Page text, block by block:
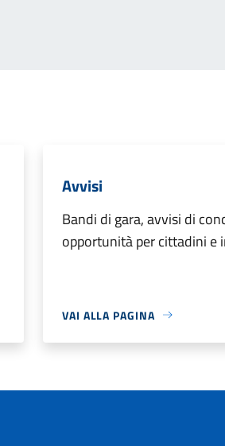
Avvisi
Bandi di gara, avvisi di
opportunità per cittadini e
VAI ALLA PAGINA